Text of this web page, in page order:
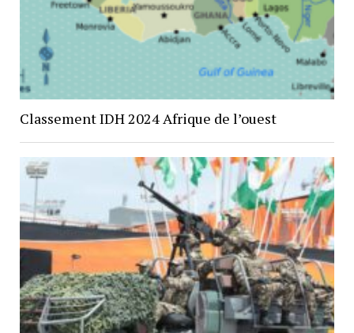
Classement IDH 2024 Afrique de l’ouest